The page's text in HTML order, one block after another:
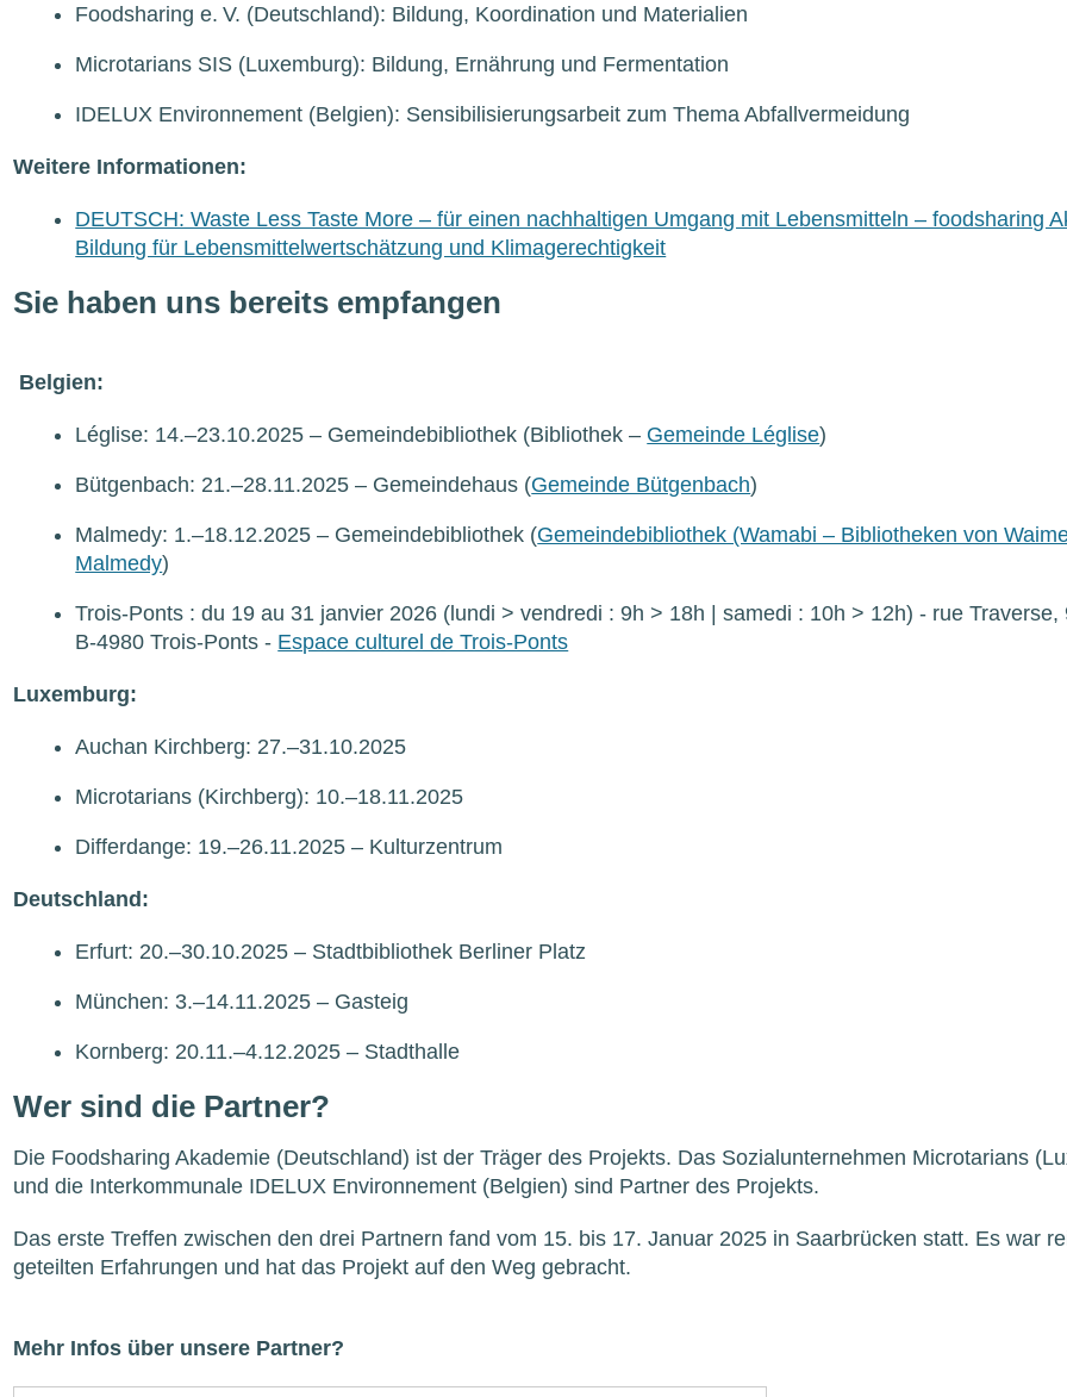
Foodsharing e. V. (Deutschland): Bildung, Koordination und Materialien
Microtarians SIS (Luxemburg): Bildung, Ernährung und Fermentation
IDELUX Environnement (Belgien): Sensibilisierungsarbeit zum Thema Abfallvermeidung
Weitere Informationen:
DEUTSCH: Waste Less Taste More – für einen nachhaltigen Umgang mit Lebensmitteln – foodsharing
Bildung für Lebensmittelwertschätzung und Klimagerechtigkeit
Sie haben uns bereits empfangen
Belgien:
Léglise: 14.–23.10.2025 – Gemeindebibliothek (Bibliothek – Gemeinde Léglise)
Bütgenbach: 21.–28.11.2025 – Gemeindehaus (Gemeinde Bütgenbach)
Malmedy: 1.–18.12.2025 – Gemeindebibliothek (Gemeindebibliothek (Wamabi – Bibliotheken von
Malmedy)
Trois-Ponts : du 19 au 31 janvier 2026 (lundi > vendredi : 9h > 18h | samedi : 10h > 12h) - rue Traverse,
B-4980 Trois-Ponts - Espace culturel de Trois-Ponts
Luxemburg:
Auchan Kirchberg: 27.–31.10.2025
Microtarians (Kirchberg): 10.–18.11.2025
Differdange: 19.–26.11.2025 – Kulturzentrum
Deutschland:
Erfurt: 20.–30.10.2025 – Stadtbibliothek Berliner Platz
München: 3.–14.11.2025 – Gasteig
Kornberg: 20.11.–4.12.2025 – Stadthalle
Wer sind die Partner?
Die Foodsharing Akademie (Deutschland) ist der Träger des Projekts. Das Sozialunternehmen Microtarians
und die Interkommunale IDELUX Environnement (Belgien) sind Partner des Projekts.
Das erste Treffen zwischen den drei Partnern fand vom 15. bis 17. Januar 2025 in Saarbrücken statt. Es war
geteilten Erfahrungen und hat das Projekt auf den Weg gebracht.
Mehr Infos über unsere Partner?